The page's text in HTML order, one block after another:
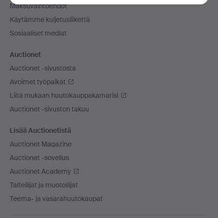
Maksuvaihtoehdot
Käytämme kuljetusliikettä
Sosiaaliset mediat
Auctionet
Auctionet -sivustosta
Avoimet työpaikat
Liitä mukaan huutokauppakamarisi
Auctionet -sivuston takuu
Lisää Auctionetistä
Auctionet Magazine
Auctionet -sovellus
Auctionet Academy
Taiteilijat ja muotoilijat
Teema- ja vasarahuutokaupat